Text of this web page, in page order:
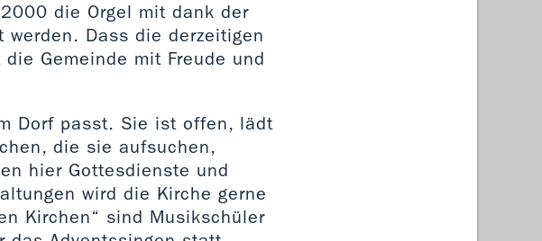
die Orgel mit dank der
Dass die derzeitigen
Gemeinde mit Freude und
Dorf passt. Sie ist offen, lädt
die sie aufsuchen,
hier Gottesdienste und
wird die Kirche gerne
Kirchen“ sind Musikschüler